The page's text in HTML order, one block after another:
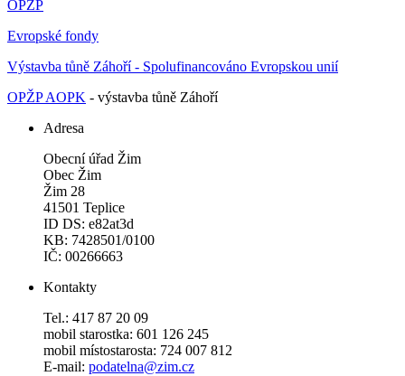
OPŽP
Evropské fondy
Výstavba tůně Záhoří - Spolufinancováno Evropskou unií
OPŽP AOPK - výstavba tůně Záhoří
Adresa
Obecní úřad Žim
Obec Žim
Žim 28
41501 Teplice
ID DS: e82at3d
KB: 7428501/0100
IČ: 00266663
Kontakty
Tel.: 417 87 20 09
mobil starostka: 601 126 245
mobil místostarosta: 724 007 812
E-mail: podatelna@zim.cz